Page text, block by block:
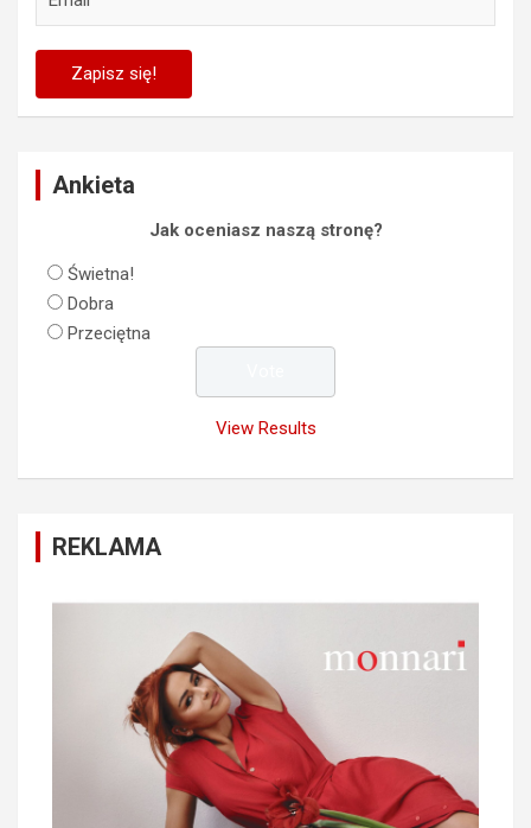
Ankieta
Jak oceniasz naszą stronę?
Świetna!
Dobra
Przeciętna
View Results
REKLAMA